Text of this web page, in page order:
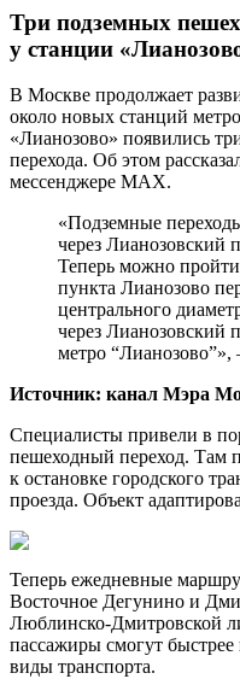
Три подземных
у станции
В Москве продолжает
около новых станций
«Лианозово» появились
перехода. Об этом
мессенджере MAX.
«Подземные
через Лианозовский
Теперь можно
пункта Лианозово
центрального
через Лианозовский
метро
Источник: канал Мэра
Специалисты привели в
пешеходный переход. Там
к остановке городского
проезда. Объект
Теперь ежедневные
Восточное Дегунино и
Люблинско-Дмитровской
пассажиры смогут быстрее
виды транспорта.